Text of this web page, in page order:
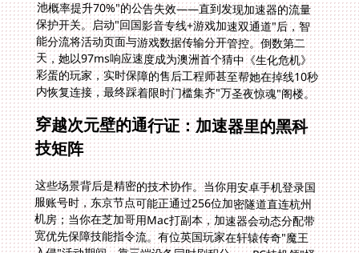
内恢复连接，最终踩着限时门槛集齐"万圣夜惊魂"阁楼。
穿越次元壁的通行证：加速器里的黑科
技矩阵
这些场景背后是精密的技术协作。当你用安卓手机登录国
服账号时，东京节点可能正通过256位加密隧道直连杭州
机房；当你在芝加哥用Mac打副本，加速器会动态分配带
宽优先保障技能指令流。有位英国玩家在轩辕传奇"魔王
入侵"活动期间，靠三端设备同时刷积分——PC挂机领"怪
物糖"道具，iPad抽"万圣衣橱"，手机随时补位组队。这
得益于智能流量调度系统，当检测到跨服战场数据激增
时，自动将90%带宽分配给游戏端口，影音流量则走备用